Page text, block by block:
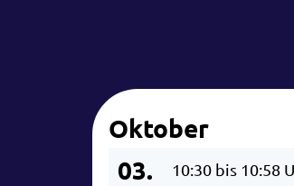
Oktober
03.
10:30 bis 10:58